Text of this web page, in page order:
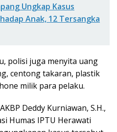
Ungkap Kasus
Anak, 12 Tersangka
polisi juga menyita uang
centong takaran, plastik
milik para pelaku.
Deddy Kurniawan, S.H.,
Humas IPTU Herawati